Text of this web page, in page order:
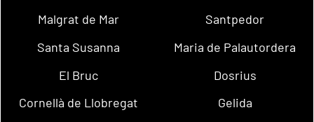
Malgrat de Mar
Santpedor
Santa Susanna
Maria de Palautordera
El Bruc
Dosrius
Cornellà de Llobregat
Gelida